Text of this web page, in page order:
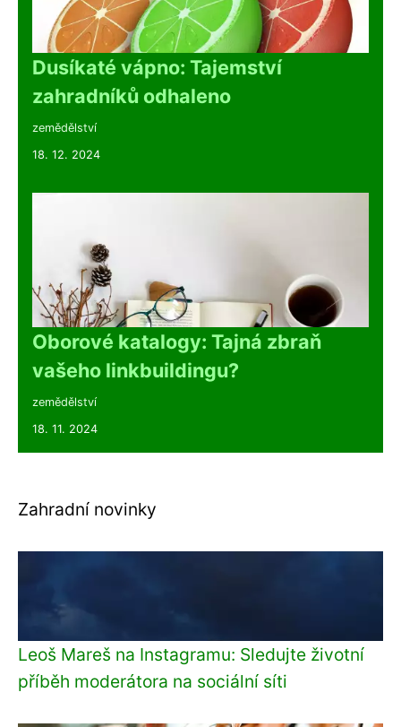
Dusíkaté vápno: Tajemství
zahradníků odhaleno
zemědělství
18. 12. 2024
Oborové katalogy: Tajná zbraň
vašeho linkbuildingu?
zemědělství
18. 11. 2024
Zahradní novinky
Leoš Mareš na Instagramu: Sledujte životní
příběh moderátora na sociální síti